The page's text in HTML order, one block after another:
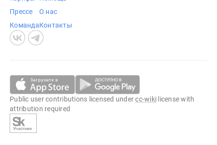
Прессе
Команда
О нас
Контакты
Public user contributions licensed undercc-wiki license with
attribution required